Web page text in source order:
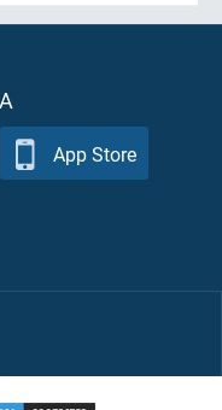
App Store